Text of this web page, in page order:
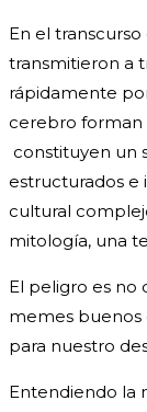
En el transcurso
transmitieron a
rápidamente
cerebro
constituyen un
estructurados
cultural
mitología, una
El peligro es no
memes buenos
para nuestro
Entendiendo la